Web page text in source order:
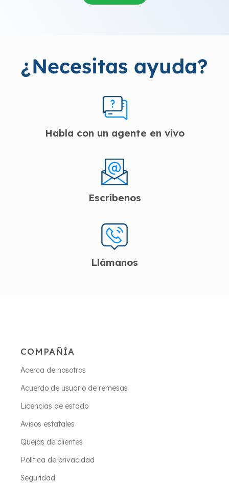
¿Necesitas ayuda?
Habla con un agente en vivo
Escríbenos
Llámanos
COMPAÑÍA
Acerca de nosotros
Acuerdo de usuario de remesas
Licencias de estado
Avisos estatales
Quejas de clientes
Política de privacidad
Seguridad